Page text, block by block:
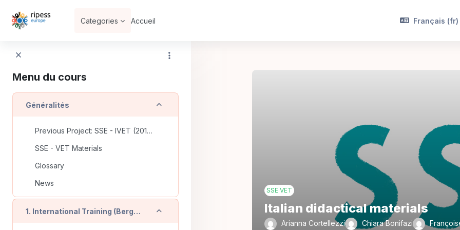
Categories Accueil Français ‎(fr)‎
Menu du cours
Généralités Replier
Previous Project: SSE - IVET (2016-2018)
SSE - VET Materials
Glossary
News
1. International Training (Bergamo - IT) Replier
SSE VET
Italian didactical materials
Arianna Cortellezzi Chiara Bonifazi